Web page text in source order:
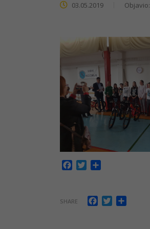
03.05.2019 Objavio:
Facebook
Twitter
SHARE Facebook
Twitter